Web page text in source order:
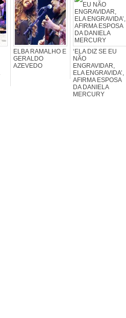
ELBA RAMALHO E
GERALDO
AZEVEDO
‘ELA DIZ SE EU
NÃO
ENGRAVIDAR,
ELA ENGRAVIDA’,
AFIRMA ESPOSA
DA DANIELA
MERCURY